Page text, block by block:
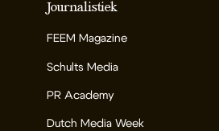
Journalistiek
FEEM Magazine
Schults Media
PR Academy
Dutch Media Week